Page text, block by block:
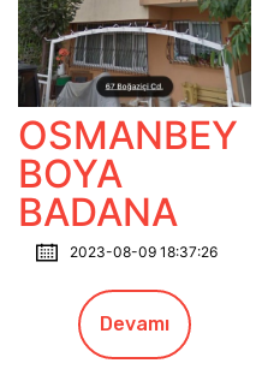
OSMANBEY
BOYA
BADANA
2023-08-09 18:37:26
Devamı